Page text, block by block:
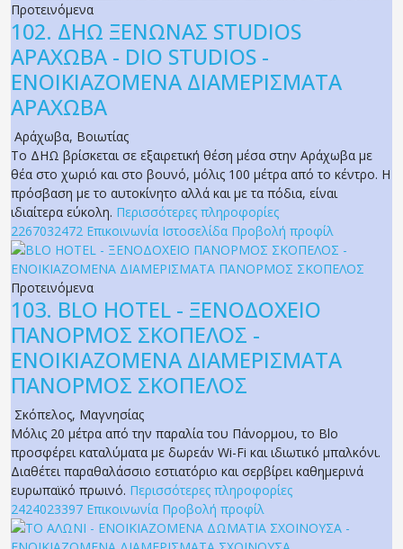
Προτεινόμενα
102. ΔΗΩ ΞΕΝΩΝΑΣ STUDIOS
ΑΡΑΧΩΒΑ - DIO STUDIOS -
ΕΝΟΙΚΙΑΖΟΜΕΝΑ ΔΙΑΜΕΡΙΣΜΑΤΑ
ΑΡΑΧΩΒΑ
Αράχωβα, Βοιωτίας
Το ΔΗΩ βρίσκεται σε εξαιρετική θέση μέσα στην Αράχωβα με
θέα στο χωριό και στο βουνό, μόλις 100 μέτρα από το κέντρο. Η
πρόσβαση με το αυτοκίνητο αλλά και με τα πόδια, είναι
ιδιαίτερα εύκολη. Περισσότερες πληροφορίες
2267032472 Επικοινωνία Ιστοσελίδα Προβολή προφίλ
Προτεινόμενα
103. BLO HOTEL - ΞΕΝΟΔΟΧΕΙΟ
ΠΑΝΟΡΜΟΣ ΣΚΟΠΕΛΟΣ -
ΕΝΟΙΚΙΑΖΟΜΕΝΑ ΔΙΑΜΕΡΙΣΜΑΤΑ
ΠΑΝΟΡΜΟΣ ΣΚΟΠΕΛΟΣ
Σκόπελος, Μαγνησίας
Μόλις 20 μέτρα από την παραλία του Πάνορμου, το Blo
προσφέρει καταλύματα με δωρεάν Wi-Fi και ιδιωτικό μπαλκόνι.
Διαθέτει παραθαλάσσιο εστιατόριο και σερβίρει καθημερινά
ευρωπαϊκό πρωινό. Περισσότερες πληροφορίες
2424023397 Επικοινωνία Προβολή προφίλ